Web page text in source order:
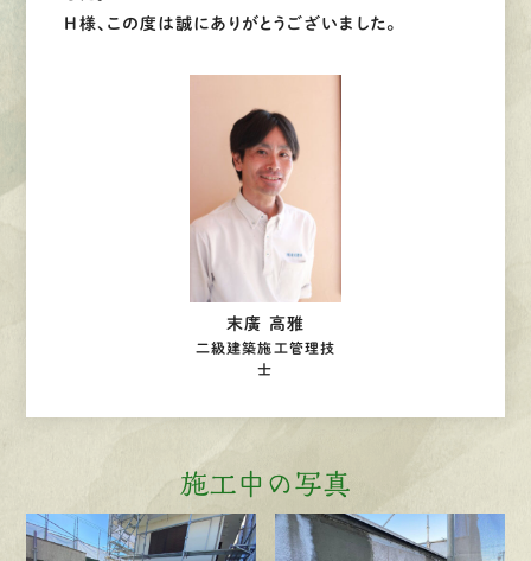
H様、この度は誠にありがとうございました。
末廣 高雅
二級建築施工管理技
士
施工中の写真